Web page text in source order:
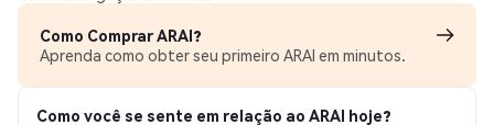
Como Comprar ARAI?
Aprenda como obter seu primeiro ARAI em minutos.
Como você se sente em relação ao ARAI hoje?